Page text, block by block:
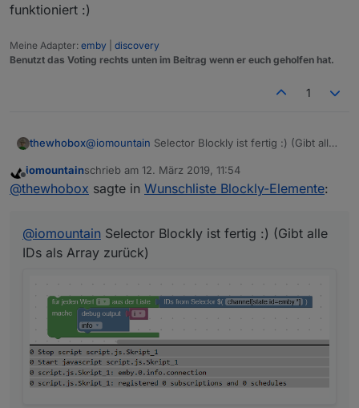
<field
="VALUE"
value
"COMMON"
<block type= "text"
<field name ="TEXT">{ "role" :
</block >
</next>
</
next
>
</block>
xml>
Blockly Export:
<xml xmlns="http://www.w3.org/1999/xhtml">
funktioniert :)
Meine Adapter: emby
discovery
Benutzt das Voting rechts unten im Beitrag wenn er euch geholfen hat.
1
thewhobox@iomountain Selector Blockly ist fertig :) (Gibt alle
Offline
iomountainschrieb am 12. März 2019, 11:54
zuletzt editiert von
@thewhobox sagte in Wunschliste Blockly-Elemente:
@iomountain Selector Blockly ist fertig :) (Gibt alle
IDs als Array zurück)